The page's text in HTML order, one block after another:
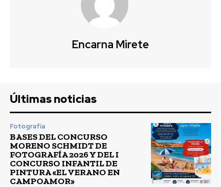
Encarna Mirete
Últimas noticias
Fotografía
BASES DEL CONCURSO
MORENO SCHMIDT DE
FOTOGRAFÍA 2026 Y DEL I
CONCURSO INFANTIL DE
PINTURA «EL VERANO EN
CAMPOAMOR»